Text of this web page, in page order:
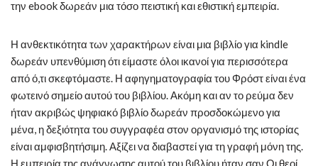
την ebook δωρεάν μια τόσο πειστική και εθιστική εμπειρία.
Η ανθεκτικότητα των χαρακτήρων είναι μια βιβλίο για kindle
δωρεάν υπενθύμιση ότι είμαστε όλοι ικανοί για περισσότερα
από ό,τι σκεφτόμαστε. Η αφηγηματογραφία του Φρόστ είναι ένα
φωτεινό σημείο αυτού του βιβλίου. Ακόμη και αν το ρεύμα δεν
ήταν ακριβώς ψηφιακό βιβλίο δωρεάν προσδοκώμενο για
μένα, η δεξιότητα του συγγραφέα στον οργανισμό της ιστορίας
είναι αμφισβητήσιμη. Αξίζει να διαβαστεί για τη γραφή μόνη της.
Η εμπειρία της ανάγνωσης αυτού του βιβλίου ήταν σαν Οι θεοί